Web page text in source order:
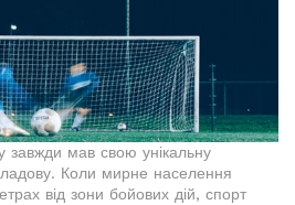
завжди мав свою унікальну
Коли мирне населення
від зони бойових дій, спорт